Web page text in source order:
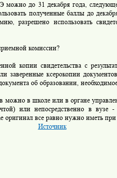
до 31 декабря года,
полученные баллы до
разрешено использовать
комиссии?
копии свидетельства с
заверенные ксерокопии
об образовании,
в школе или в органе
или непосредственно в вузе
оригинал все равно нужно иметь при
Источник